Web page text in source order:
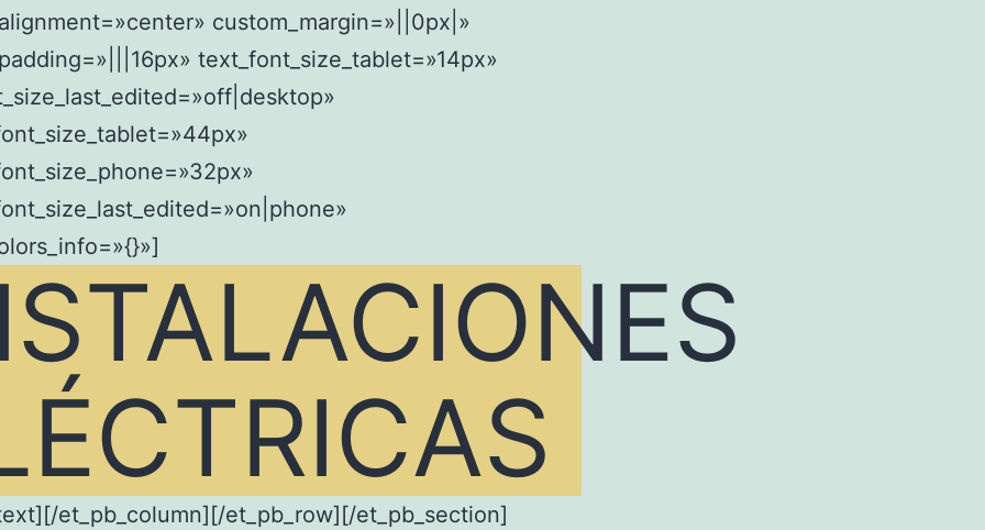
custom_margin=»||0px|»
text_font_size_tablet=»14px»
et_pb_column][/et_pb_row][/et_pb_section]